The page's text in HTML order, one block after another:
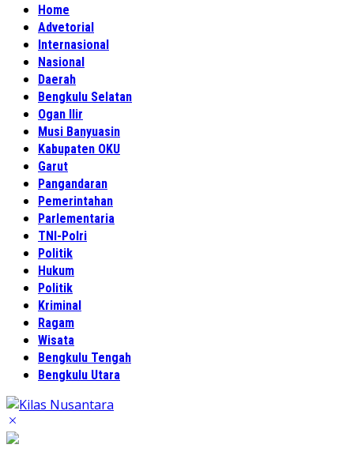
Home
Advetorial
Internasional
Nasional
Daerah
Bengkulu Selatan
Ogan Ilir
Musi Banyuasin
Kabupaten OKU
Garut
Pangandaran
Pemerintahan
Parlementaria
TNI-Polri
Politik
Hukum
Politik
Kriminal
Ragam
Wisata
Bengkulu Tengah
Bengkulu Utara